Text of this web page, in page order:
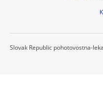
Slovak Republic pohotovostna-